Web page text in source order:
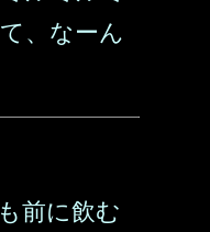
、なーん
前に飲む